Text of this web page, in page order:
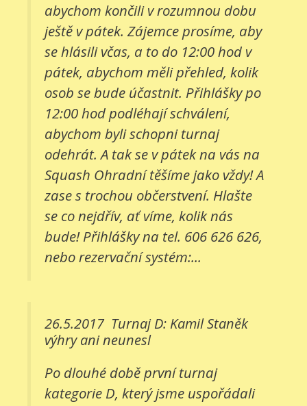
abychom končili v rozumnou dobu
ještě v pátek. Zájemce prosíme, aby
se hlásili včas, a to do 12:00 hod v
pátek, abychom měli přehled, kolik
osob se bude účastnit. Přihlášky po
12:00 hod podléhají schválení,
abychom byli schopni turnaj
odehrát. A tak se v pátek na vás na
Squash Ohradní těšíme jako vždy! A
zase s trochou občerstvení. Hlašte
se co nejdřív, ať víme, kolik nás
bude! Přihlášky na tel. 606 626 626,
nebo rezervační systém:...
26.5.2017 Turnaj D: Kamil Staněk
výhry ani neunesl
Po dlouhé době první turnaj
kategorie D, který jsme uspořádali